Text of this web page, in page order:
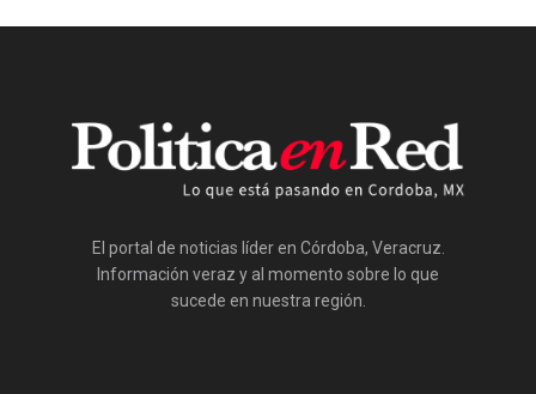
El portal de noticias líder en Córdoba, Veracruz.
Información veraz y al momento sobre lo que
sucede en nuestra región.